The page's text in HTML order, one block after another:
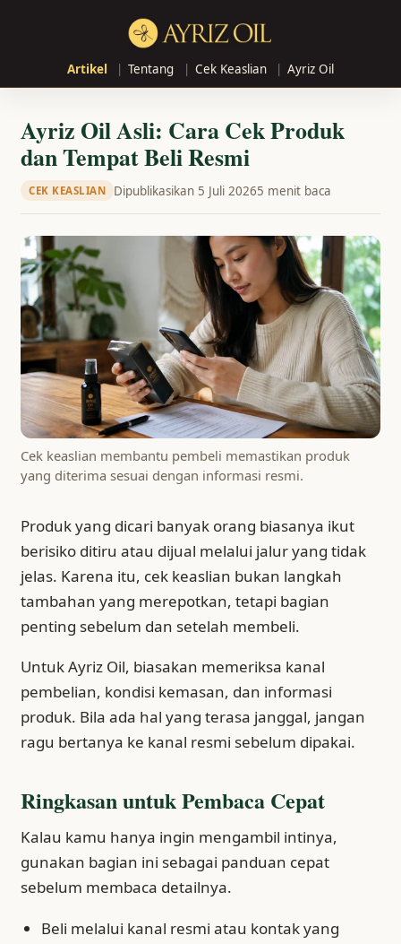
Artikel Tentang Cek Keaslian Ayriz Oil
Ayriz Oil Asli: Cara Cek Produk
dan Tempat Beli Resmi
CEK KEASLIAN Dipublikasikan 5 Juli 20265 menit baca
Cek keaslian membantu pembeli memastikan produk
yang diterima sesuai dengan informasi resmi.
Produk yang dicari banyak orang biasanya ikut
berisiko ditiru atau dijual melalui jalur yang tidak
jelas. Karena itu, cek keaslian bukan langkah
tambahan yang merepotkan, tetapi bagian
penting sebelum dan setelah membeli.
Untuk Ayriz Oil, biasakan memeriksa kanal
pembelian, kondisi kemasan, dan informasi
produk. Bila ada hal yang terasa janggal, jangan
ragu bertanya ke kanal resmi sebelum dipakai.
Ringkasan untuk Pembaca Cepat
Kalau kamu hanya ingin mengambil intinya,
gunakan bagian ini sebagai panduan cepat
sebelum membaca detailnya.
Beli melalui kanal resmi atau kontak yang